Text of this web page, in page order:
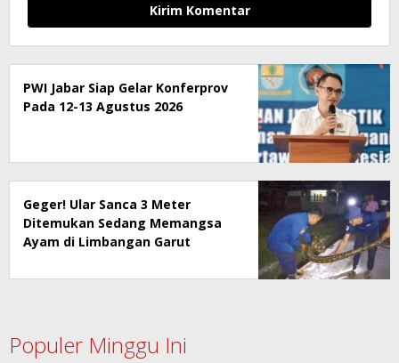
PWI Jabar Siap Gelar Konferprov
Pada 12-13 Agustus 2026
Geger! Ular Sanca 3 Meter
Ditemukan Sedang Memangsa
Ayam di Limbangan Garut
Populer Minggu Ini